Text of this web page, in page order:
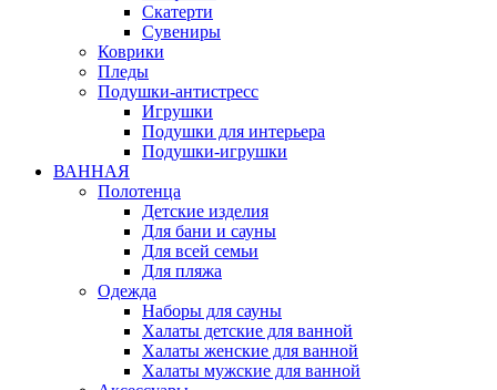
Скатерти
Сувениры
Коврики
Пледы
Подушки-антистресс
Игрушки
Подушки для интерьера
Подушки-игрушки
ВАННАЯ
Полотенца
Детские изделия
Для бани и сауны
Для всей семьи
Для пляжа
Одежда
Наборы для сауны
Халаты детские для ванной
Халаты женские для ванной
Халаты мужские для ванной